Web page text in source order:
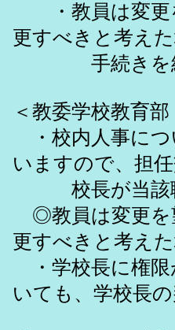
・教員は変更
更すべきと考え
手続きを経
＜教委学校教育
・校内人事につ
いますので、担
校長が当該職
◎教員は変更を
更すべきと考えた
・学校長に権限
いても、学校長